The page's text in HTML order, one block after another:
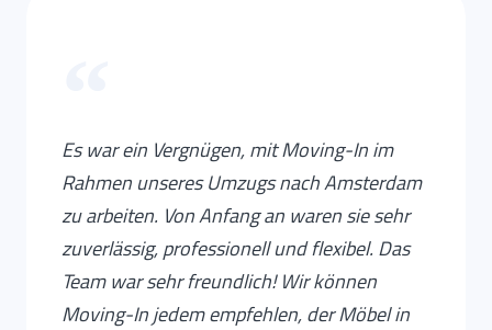
Es war ein Vergnügen, mit Moving-In im
Rahmen unseres Umzugs nach Amsterdam
zu arbeiten. Von Anfang an waren sie sehr
zuverlässig, professionell und flexibel. Das
Team war sehr freundlich! Wir können
Moving-In jedem empfehlen, der Möbel in